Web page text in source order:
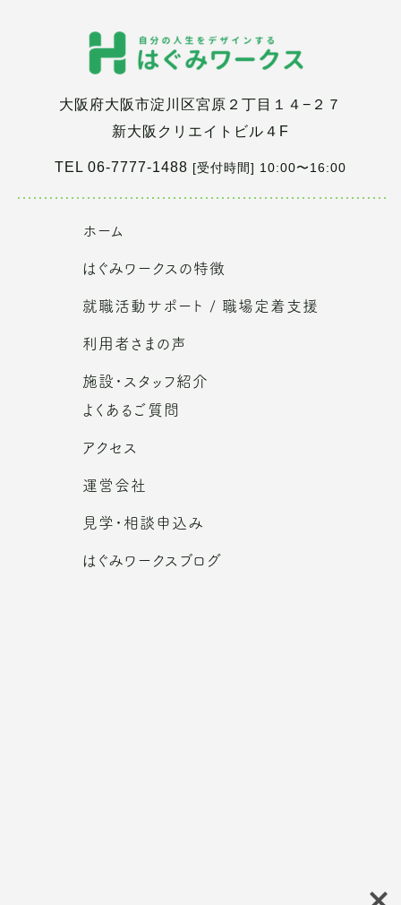
大阪府大阪市淀川区宮原２丁目１４−２７
新大阪クリエイトビル４F
TEL 06-7777-1488 [受付時間] 10:00〜16:00
ホーム
はぐみワークスの特徴
就職活動サポート / 職場定着支援
利用者さまの声
施設・スタッフ紹介
よくあるご質問
アクセス
運営会社
見学・相談申込み
はぐみワークスブログ